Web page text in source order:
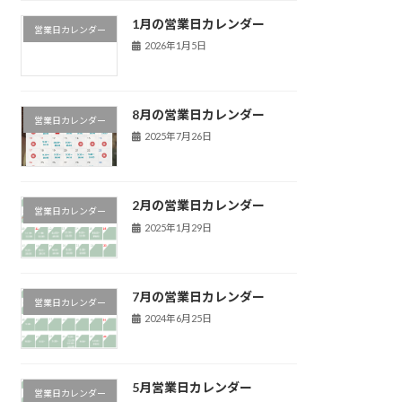
営業日カレンダー 1月の営業日カレンダー
2026年1月5日
営業日カレンダー 8月の営業日カレンダー
2025年7月26日
営業日カレンダー 2月の営業日カレンダー
2025年1月29日
営業日カレンダー 7月の営業日カレンダー
2024年6月25日
営業日カレンダー 5月営業日カレンダー